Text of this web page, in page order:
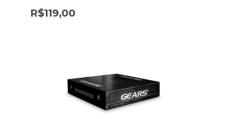
ATENDIMENTO POR WHATSAPP
R$119,00